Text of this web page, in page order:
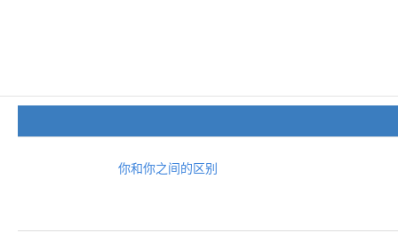
你和你之间的区别